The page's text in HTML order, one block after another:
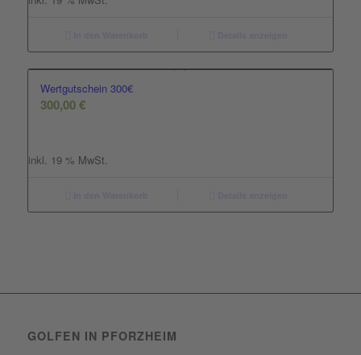
Wertgutschein 300€
300,00€
inkl. 19 % MwSt.
GOLFEN IN PFORZHEIM